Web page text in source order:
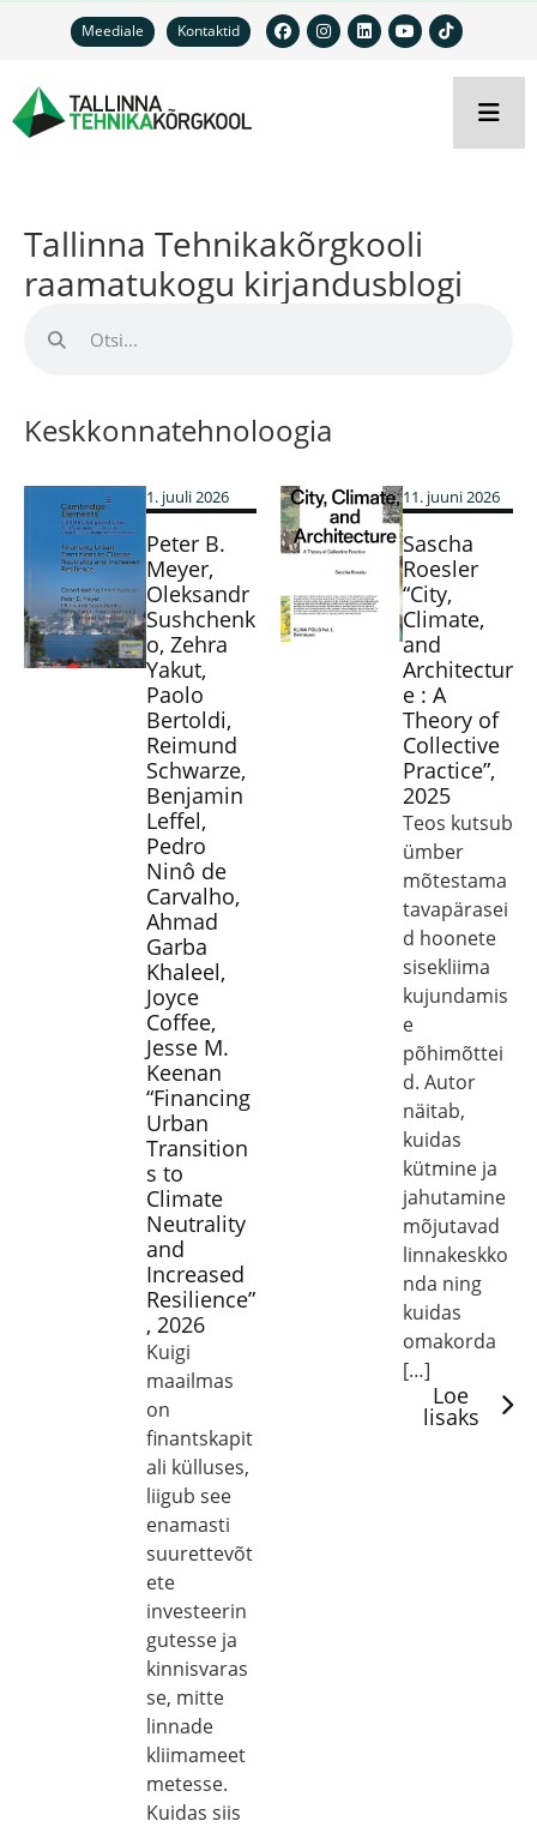
Meediale Kontaktid
Tallinna Tehnikakõrgkooli
raamatukogu kirjandusblogi
Keskkonnatehnoloogia
1. juuli 2026
Peter B.
Meyer,
Oleksandr
Sushchenk
o, Zehra
Yakut,
Paolo
Bertoldi,
Reimund
Schwarze,
Benjamin
Leffel,
Pedro
Ninô de
Carvalho,
Ahmad
Garba
Khaleel,
Joyce
Coffee,
Jesse M.
Keenan
“Financing
Urban
Transition
s to
Climate
Neutrality
and
Increased
Resilience”
, 2026
Kuigi
maailmas
on
finantskapit
ali külluses,
liigub see
enamasti
suurettevõt
ete
investeerin
gutesse ja
kinnisvaras
se, mitte
linnade
kliimameet
metesse.
Kuidas siis
11. juuni 2026
Sascha
Roesler
“City,
Climate,
and
Architectur
e : A
Theory of
Collective
Practice”,
2025
Teos kutsub
ümber
mõtestama
tavapärasei
d hoonete
sisekliima
kujundamis
e
põhimõttei
d. Autor
näitab,
kuidas
kütmine ja
jahutamine
mõjutavad
linnakeskko
nda ning
kuidas
omakorda
[…]
Loe
lisaks